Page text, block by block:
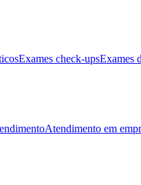
Exames check-upsExames
Atendimento em